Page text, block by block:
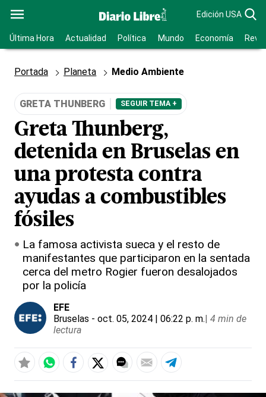
Edición USA
Última Hora Actualidad Política Mundo Economía
Portada Planeta Medio Ambiente
GRETA THUNBERG SEGUIR TEMA +
Greta Thunberg,
detenida en Bruselas en
una protesta contra
ayudas a combustibles
fósiles
La famosa activista sueca y el resto de
manifestantes que participaron en la sentada
cerca del metro Rogier fueron desalojados
por la policía
EFE
Bruselas - oct. 05, 2024 | 06:22 p. m.| 4 min de
lectura